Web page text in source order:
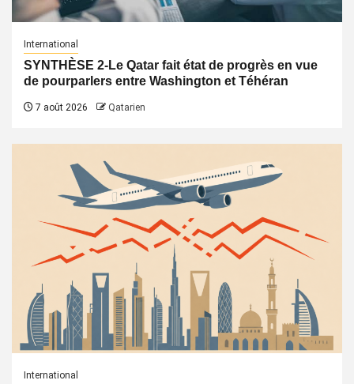
International
SYNTHÈSE 2-Le Qatar fait état de progrès en vue
de pourparlers entre Washington et Téhéran
7 août 2026 Qatarien
International